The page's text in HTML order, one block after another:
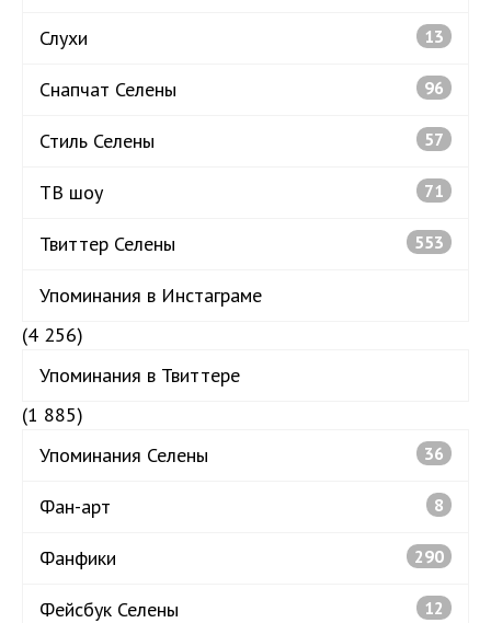
Слухи 13
Снапчат Селены 96
Стиль Селены 57
ТВ шоу 71
Твиттер Селены 553
Упоминания в Инстаграме
(4 256)
Упоминания в Твиттере
(1 885)
Упоминания Селены
36
Фан-арт 8
Фанфики 290
Фейсбук Селены 12